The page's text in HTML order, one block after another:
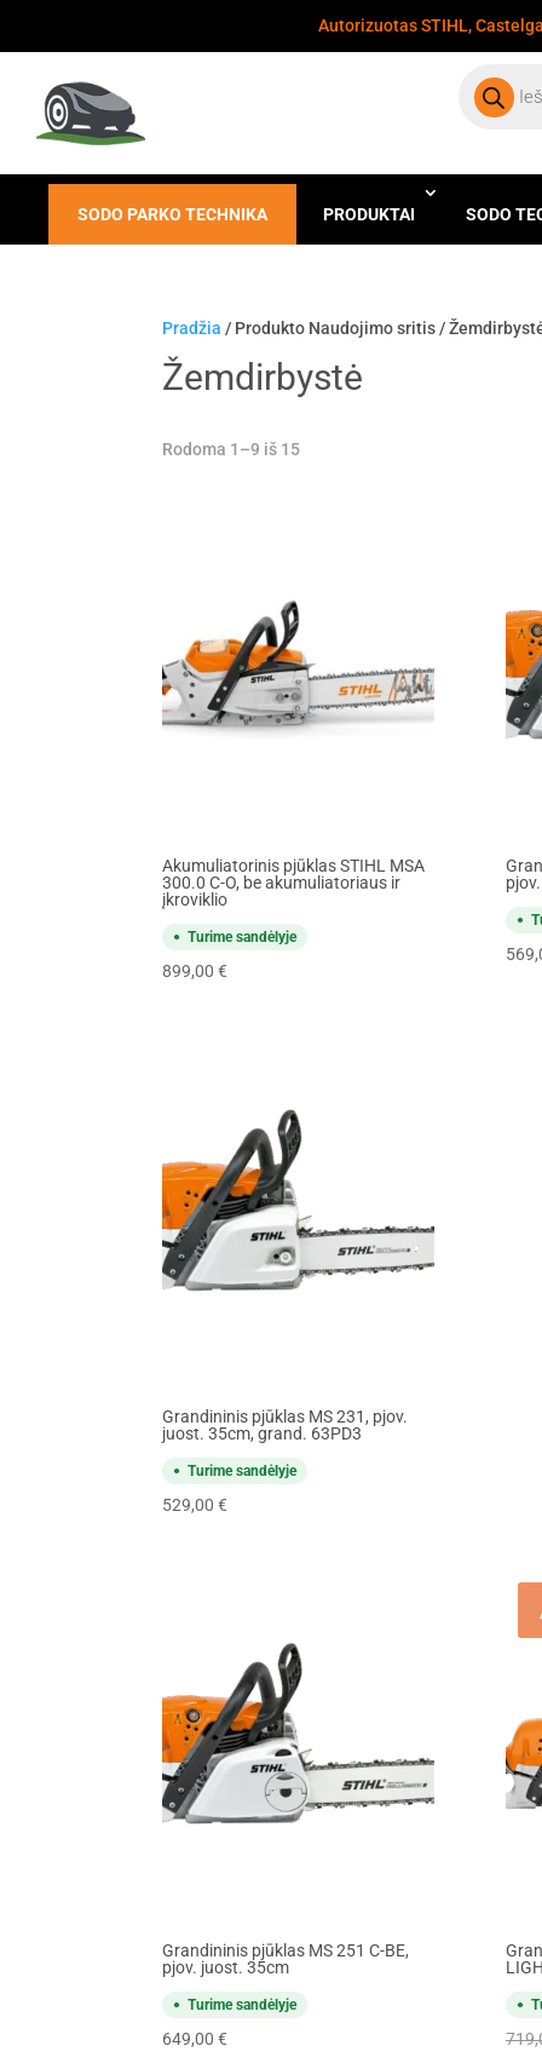
Autorizuotas STIHL,
search
SODO PARKO TECHNIKA PRODUKTAI SODO
Pradžia / Produkto Naudojimo sritis /
Žemdirbystė
Rodoma 1–9 iš 15
Akumuliatorinis pjūklas STIHL MSA
300.0 C-O, be akumuliatoriaus ir
įkroviklio
Turime sandėlyje
899,00€
Grandininis pjūklas MS 231, pjov.
juost. 35cm, grand. 63PD3
Turime sandėlyje
529,00€
Grandininis pjūklas MS 251 C-BE,
pjov. juost. 35cm
Turime sandėlyje
649,00€